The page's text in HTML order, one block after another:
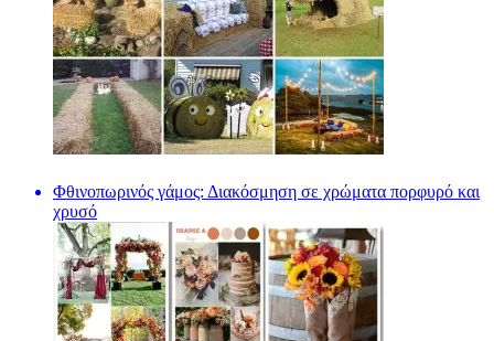
Φθινοπωρινός γάμος: Διακόσμηση σε χρώματα πορφυρό και
χρυσό